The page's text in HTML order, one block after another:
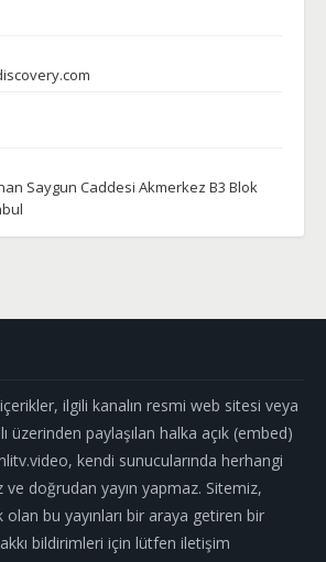
Saygun Caddesi Akmerkez B3 Blok
ilgili kanalın resmi web sitesi veya
üzerinden paylaşılan halka açık (embed)
kendi sunucularında herhangi
ve doğrudan yayın yapmaz. Sitemiz,
olan bu yayınları bir araya getiren bir
bildirimleri için lütfen iletişim